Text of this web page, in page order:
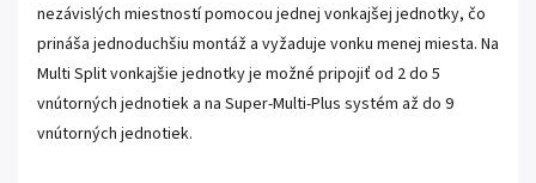
nezávislých miestností pomocou jednej vonkajšej jednotky, čo
prináša jednoduchšiu montáž a vyžaduje vonku menej miesta. Na
Multi Split vonkajšie jednotky je možné pripojiť od 2 do 5
vnútorných jednotiek a na Super-Multi-Plus systém až do 9
vnútorných jednotiek.